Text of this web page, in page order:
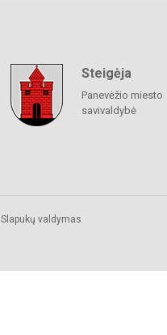
Steigėja
Panevėžio miesto
savivaldybė
Slapukų valdymas